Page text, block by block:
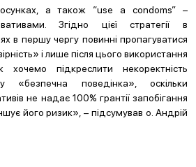
а також “use a condoms” –
Згідно цієї стратегії в
в першу чергу повинні пропагуватися
і лише після цього використання
хочемо підкреслити некоректність
«безпечна поведінка», оскільки
не надає 100% грантії запобігання
його ризик», – підсумував о. Андрій